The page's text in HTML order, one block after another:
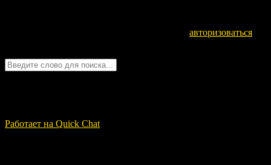
авторизоваться
Работает на Quick Chat